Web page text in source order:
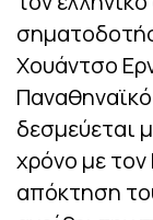
Χουάντσο
δεσμεύεται
χρόνο με
απόκτηση